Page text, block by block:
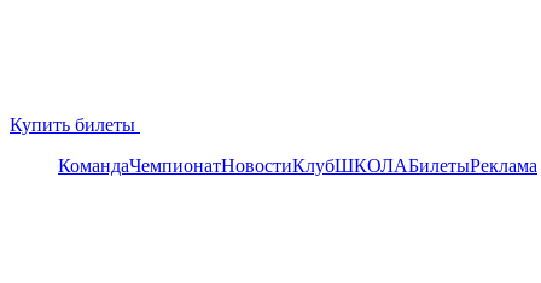
Купить билеты
КомандаЧемпионатНовостиКлубШКОЛАБилетыРеклама